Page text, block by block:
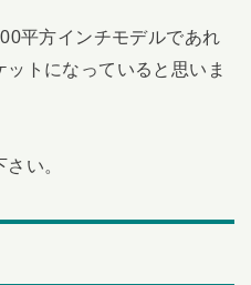
平方インチモデルであれ
トになっていると思いま
い。